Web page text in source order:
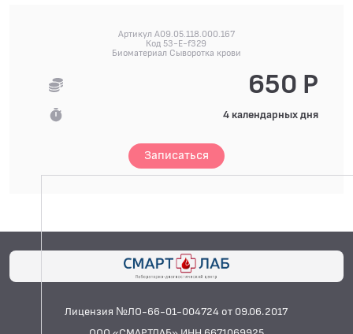
Артикул A09.05.118.000.167
Код 53-E-f329
Биоматериал Сыворотка крови
650 Р
4 календарных дня
Записаться
Лицензия №ЛО-66-01-004724 от 09.06.2017